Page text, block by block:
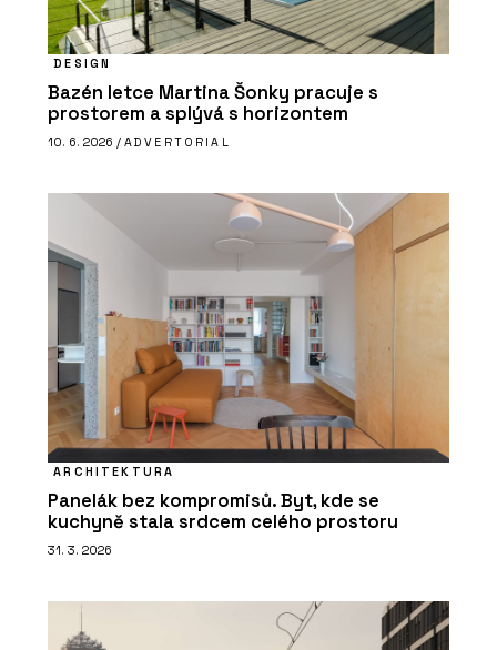
DESIGN
Bazén letce Martina Šonky pracuje s
prostorem a splývá s horizontem
10. 6. 2026 / ADVERTORIAL
ARCHITEKTURA
Panelák bez kompromisů. Byt, kde se
kuchyně stala srdcem celého prostoru
31. 3. 2026